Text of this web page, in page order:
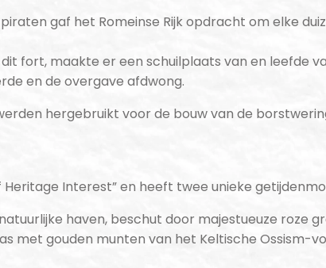
gaf het Romeinse Rijk opdracht om elke
fort, maakte er een schuilplaats van en leefde
en de overgave afdwong.
hergebruikt voor de bouw van de
Interest” en heeft twee unieke
haven, beschut door majestueuze
met gouden munten van het Keltische